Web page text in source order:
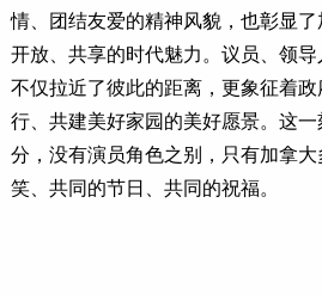
情、团结友爱的精神风貌，也彰显了
开放、共享的时代魅力。议员、领导
不仅拉近了彼此的距离，更象征着
行、共建美好家园的美好愿景。这
分，没有演员角色之别，只有加拿
笑、共同的节日、共同的祝福。